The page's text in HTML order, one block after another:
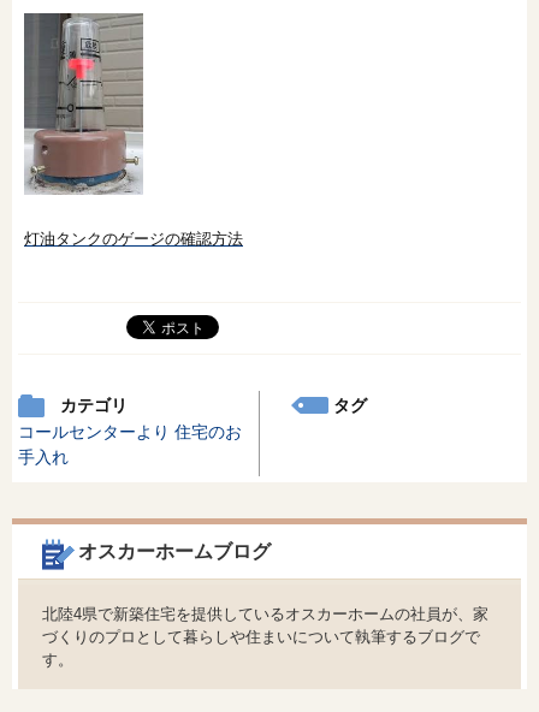
灯油タンクのゲージの確認方法
カテゴリ
コールセンターより 住宅のお
手入れ
タグ
オスカーホームブログ
北陸4県で新築住宅を提供しているオスカーホームの社員が、家
づくりのプロとして暮らしや住まいについて執筆するブログで
す。